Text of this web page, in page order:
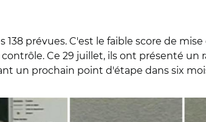
prévues. C'est le faible score de
Ce 29 juillet, ils ont présenté
un prochain point d'étape dans six